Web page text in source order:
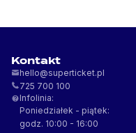
Kontakt
Infolinia:
Poniedziałek - piątek:
godz. 10:00 - 16:00